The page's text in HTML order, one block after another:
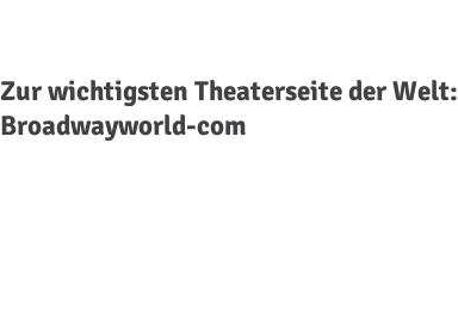
Zur wichtigsten Theaterseite der Welt:
Broadwayworld-com